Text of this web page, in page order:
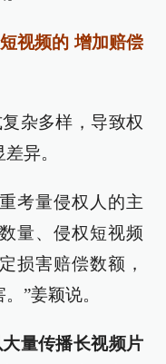
视频的 增加赔偿
杂多样，导致权
异。
考量侵权人的主
量、侵权短视频
损害赔偿数额，
”姜颖说。
大量传播长视频片